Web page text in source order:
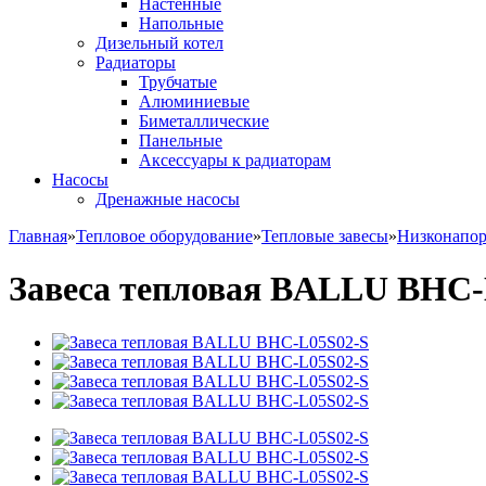
Напольные
Дизельный котел
Радиаторы
Трубчатые
Алюминиевые
Биметаллические
Панельные
Аксессуары к радиаторам
Насосы
Дренажные насосы
Главная»Тепловое оборудование»Тепловые завесы»
Завеса тепловая BALLU